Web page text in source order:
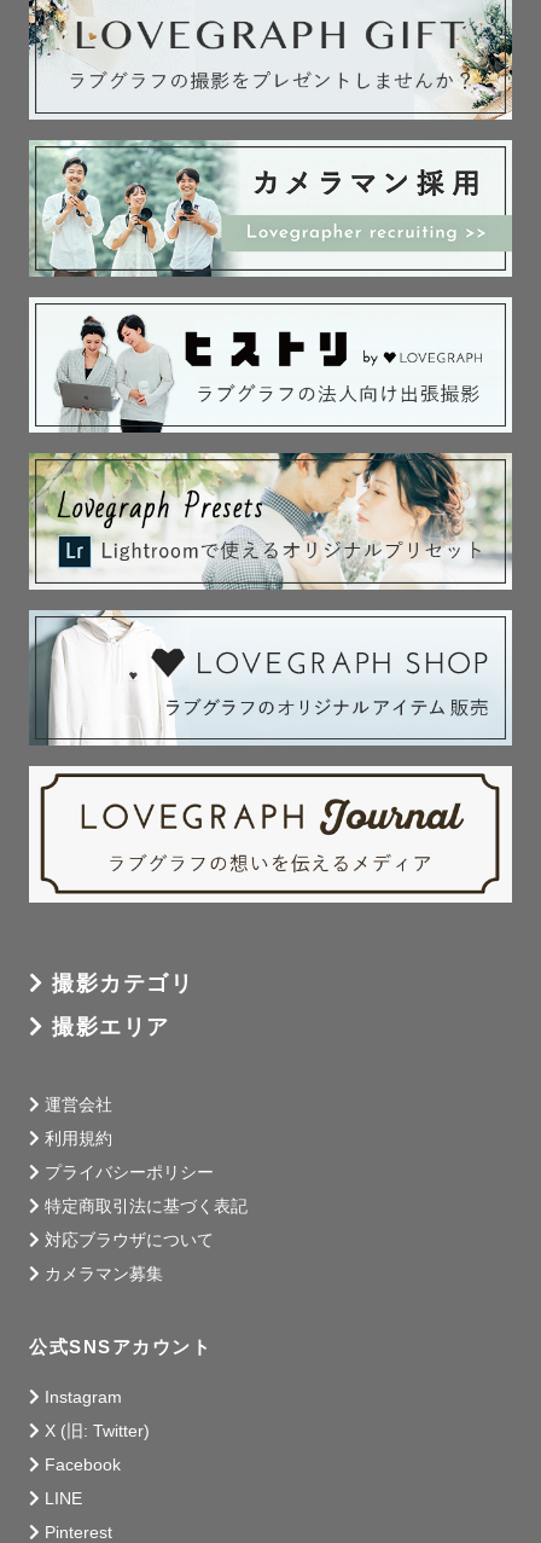
撮影カテゴリ
撮影エリア
運営会社
利用規約
プライバシーポリシー
特定商取引法に基づく表記
対応ブラウザについて
カメラマン募集
公式SNSアカウント
Instagram
X (旧: Twitter)
Facebook
LINE
Pinterest